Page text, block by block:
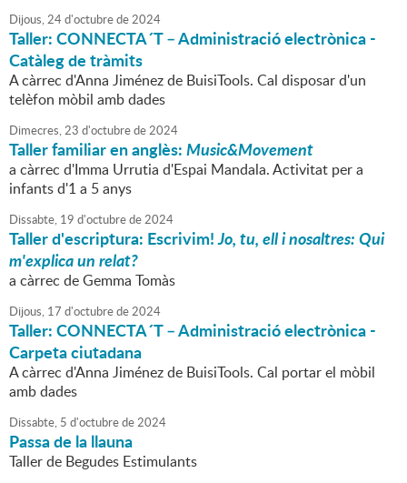
Dijous,24d'octubrede2024
Taller: CONNECTA´T – Administració electrònica -
Catàleg de tràmits
A càrrec d'Anna Jiménez de BuisiTools. Cal disposar d'un
telèfon mòbil amb dades
Dimecres,23 d'octubrede2024
Taller familiar en anglès:Music&Movement
a càrrec d'Imma Urrutia d'Espai Mandala. Activitat per a
infants d'1 a 5 anys
Dissabte, 19 d'octubrede2024
Taller d'escriptura: Escrivim!Jo, tu, ell i nosaltres: Qui
m'explica un relat?
a càrrec de Gemma Tomàs
Dijous, 17 d'octubrede2024
Taller: CONNECTA´T – Administració electrònica -
Carpeta ciutadana
A càrrec d'Anna Jiménez de BuisiTools. Cal portar el mòbil
amb dades
Dissabte, 5 d'octubrede2024
Passa de la llauna
Taller de Begudes Estimulants